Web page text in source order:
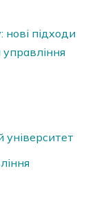
нові підходи
управління